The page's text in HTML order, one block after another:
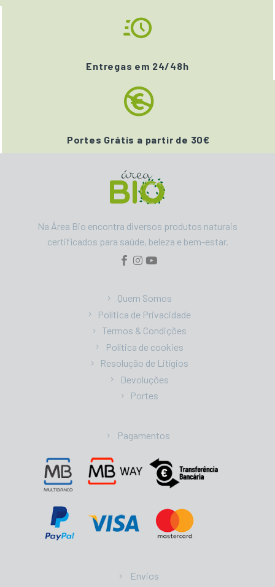
Entregas em 24/48h
Portes Grátis a partir de 30€
Na Área Bio encontra diversos produtos naturais
certificados para saúde, beleza e bem-estar.
Quem Somos
Política de Privacidade
Termos & Condições
Política de cookies
Resolução de Litígios
Devoluções
Portes
Pagamentos
Envios